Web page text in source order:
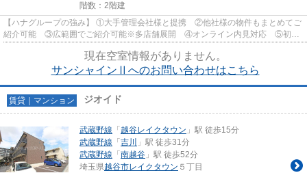
階数：2階建
【ハナグループの強み】 ①大手管理会社様と提携 ②他社様の物件もまとめてご
紹介可能 ③広範囲でご紹介可能※多店舗展開 ④オンライン内見対応 ⑤初期
現在空室情報がありません。
サンシャインⅡへのお問い合わせはこちら
賃貸｜マンション ジオイド
武蔵野線 「 越谷レイクタウン 」駅 徒歩15分
武蔵野線 「 吉川
」駅 徒歩31分
武蔵野線 「 南越谷 」駅 徒歩52分
埼玉県越谷市レイクタウン ５丁目